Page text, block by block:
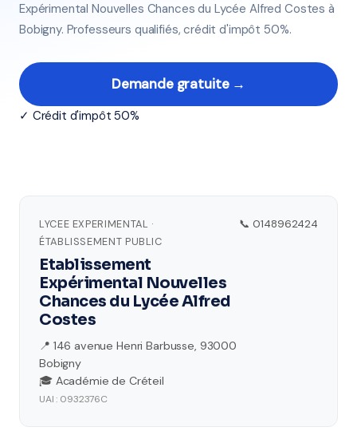
Expérimental Nouvelles Chances du Lycée Alfred Costes à
Bobigny. Professeurs qualifiés, crédit d'impôt 50%.
Demande gratuite →
✓ Crédit d'impôt 50%
LYCEE EXPERIMENTAL ·
ÉTABLISSEMENT PUBLIC
Etablissement
Expérimental Nouvelles
Chances du Lycée Alfred
Costes
📍 146 avenue Henri Barbusse, 93000
Bobigny
🎓 Académie de Créteil
UAI : 0932376C
📞 0148962424